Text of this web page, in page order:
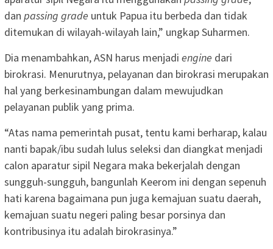
dan passing grade untuk Papua itu berbeda dan tidak
ditemukan di wilayah-wilayah lain,” ungkap Suharmen.
Dia menambahkan, ASN harus menjadi engine dari
birokrasi. Menurutnya, pelayanan dan birokrasi merupakan
hal yang berkesinambungan dalam mewujudkan
pelayanan publik yang prima.
“Atas nama pemerintah pusat, tentu kami berharap, kalau
nanti bapak/ibu sudah lulus seleksi dan diangkat menjadi
calon aparatur sipil Negara maka bekerjalah dengan
sungguh-sungguh, bangunlah Keerom ini dengan sepenuh
hati karena bagaimana pun juga kemajuan suatu daerah,
kemajuan suatu negeri paling besar porsinya dan
kontribusinya itu adalah birokrasinya.”